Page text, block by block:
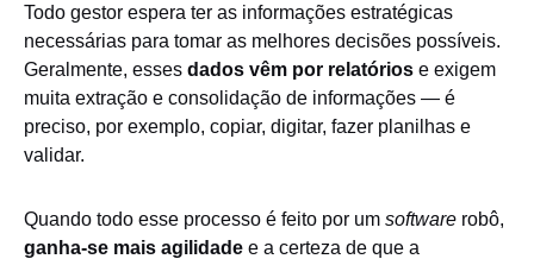
Todo gestor espera ter as informações estratégicas
necessárias para tomar as melhores decisões possíveis.
Geralmente, esses dados vêm por relatórios e exigem
muita extração e consolidação de informações — é
preciso, por exemplo, copiar, digitar, fazer planilhas e
validar.
Quando todo esse processo é feito por um software robô,
ganha-se mais agilidade e a certeza de que a